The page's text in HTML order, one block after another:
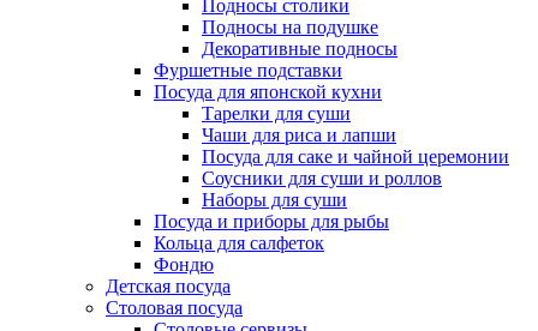
Подносы столики
Подносы на подушке
Декоративные подносы
Фуршетные подставки
Посуда для японской кухни
Тарелки для суши
Чаши для риса и лапши
Посуда для саке и чайной церемонии
Соусники для суши и роллов
Наборы для суши
Посуда и приборы для рыбы
Кольца для салфеток
Фондю
Детская посуда
Столовая посуда